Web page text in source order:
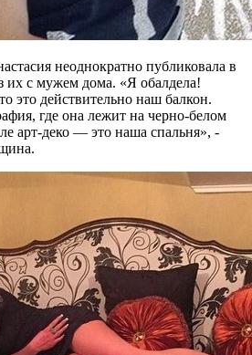
неоднократно публиковала в
их с мужем дома. «Я обалдела!
это действительно наш балкон.
где она лежит на черно-белом
арт-деко — это наша спальня», -